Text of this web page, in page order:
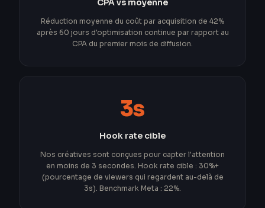
CPA vs moyenne
Réduction moyenne du coût par acquisition de 42%
après 60 jours d'optimisation continue par rapport au
CPA du premier mois de diffusion.
3s
Hook rate cible
Nos créatives sont conçues pour capter l'attention
en moins de 3 secondes. Hook rate cible : 30%+
(pourcentage de viewers qui regardent au-delà de
3s). Benchmark Meta : 22%.